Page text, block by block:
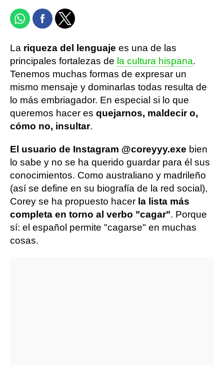
La riqueza del lenguaje es una de las
principales fortalezas de la cultura hispana.
Tenemos muchas formas de expresar un
mismo mensaje y dominarlas todas resulta de
lo más embriagador. En especial si lo que
queremos hacer es quejarnos, maldecir o,
cómo no, insultar.
El usuario de Instagram @coreyyy.exe bien
lo sabe y no se ha querido guardar para él sus
conocimientos. Como australiano y madrileño
(así se define en su biografía de la red social),
Corey se ha propuesto hacer la lista más
completa en torno al verbo "cagar". Porque
sí: el español permite "cagarse" en muchas
cosas.